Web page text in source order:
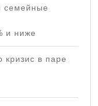
семейные
и ниже
кризис в паре